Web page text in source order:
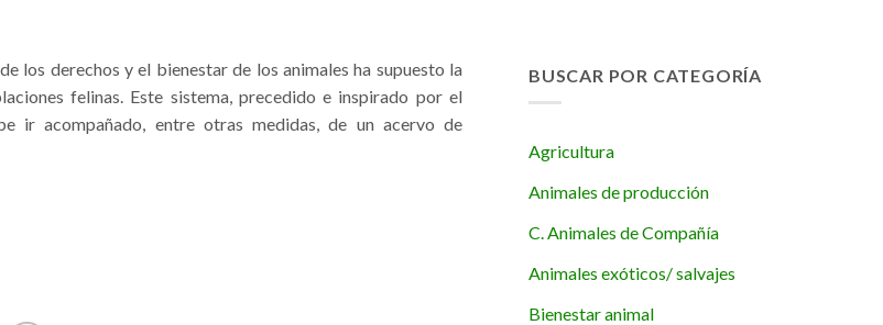
los derechos y el bienestar de los animales ha supuesto la
felinas. Este sistema, precedido e inspirado por el
ir acompañado, entre otras medidas, de un acervo de
BUSCAR POR CATEGORÍA
Agricultura
Animales de producción
C. Animales de Compañía
Animales exóticos/ salvajes
Bienestar animal